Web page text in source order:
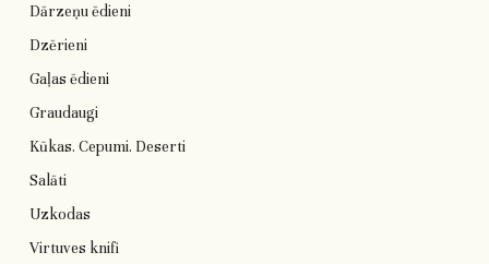
Dārzeņu ēdieni
Dzērieni
Gaļas ēdieni
Graudaugi
Kūkas. Cepumi. Deserti
Salāti
Uzkodas
Virtuves knifi